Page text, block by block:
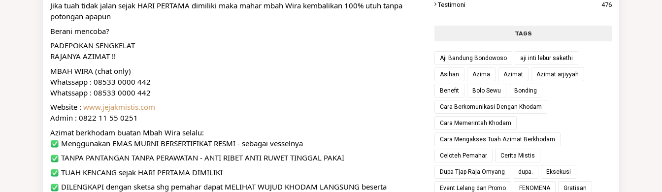
Jika tuah tidak jalan sejak HARI PERTAMA dimiliki maka mahar mbah Wira kembalikan 100% utuh tanpa
potongan apapun
Berani mencoba?
PADEPOKAN SENGKELAT
RAJANYA AZIMAT !!
MBAH WIRA (chat only)
Whatssapp : 08533 0000 442
Whatssapp : 08533 0000 442
Website : www.jejakmistis.com
Admin : 0822 11 55 0251
Azimat berkhodam buatan Mbah Wira selalu:
Menggunakan EMAS MURNI BERSERTIFIKAT RESMI - sebagai vesselnya
TANPA PANTANGAN TANPA PERAWATAN - ANTI RIBET ANTI RUWET TINGGAL PAKAI
TUAH KENCANG sejak HARI PERTAMA DIMILIKI
DILENGKAPI dengan sketsa shg pemahar dapat MELIHAT WUJUD KHODAM LANGSUNG beserta
Testimoni 476
TAGS
Aji Bandung Bondowoso aji inti lebur sakethi
Asihan Azima Azimat Azimat arjiyyah
Benefit Bolo Sewu Bonding
Cara Berkomunikasi Dengan Khodam
Cara Memerintah Khodam
Cara Mengakses Tuah Azimat Berkhodam
Celoteh Pemahar Cerita Mistis
Dupa Tjap Raja Omyang dupa. Eksekusi
Event Lelang dan Promo FENOMENA Gratisan